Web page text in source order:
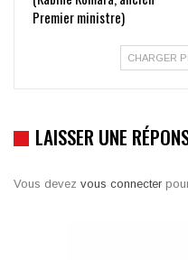
Premier ministre)
CHARGER
LAISSER UNE
Vous devez vous connecter